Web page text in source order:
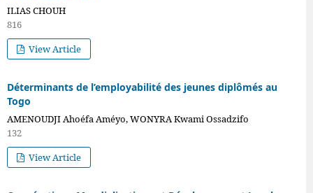
ILIAS CHOUH
816
View Article
Déterminants de l’employabilité des jeunes diplômés au
Togo
AMENOUDJI Ahoéfa Améyo, WONYRA Kwami Ossadzifo
132
View Article